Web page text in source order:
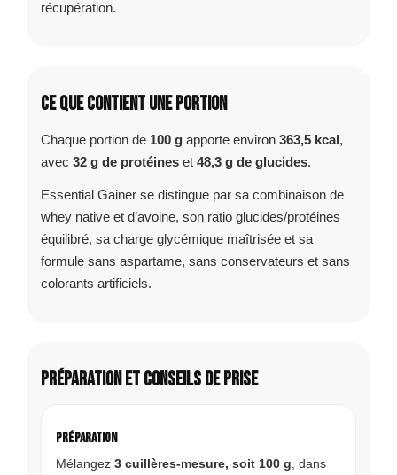
récupération.
Ce que contient une portion
Chaque portion de 100 g apporte environ 363,5 kcal,
avec 32 g de protéines et 48,3 g de glucides.
Essential Gainer se distingue par sa combinaison de
whey native et d’avoine, son ratio glucides/protéines
équilibré, sa charge glycémique maîtrisée et sa
formule sans aspartame, sans conservateurs et sans
colorants artificiels.
Préparation et conseils de prise
Préparation
Mélangez 3 cuillères-mesure, soit 100 g , dans